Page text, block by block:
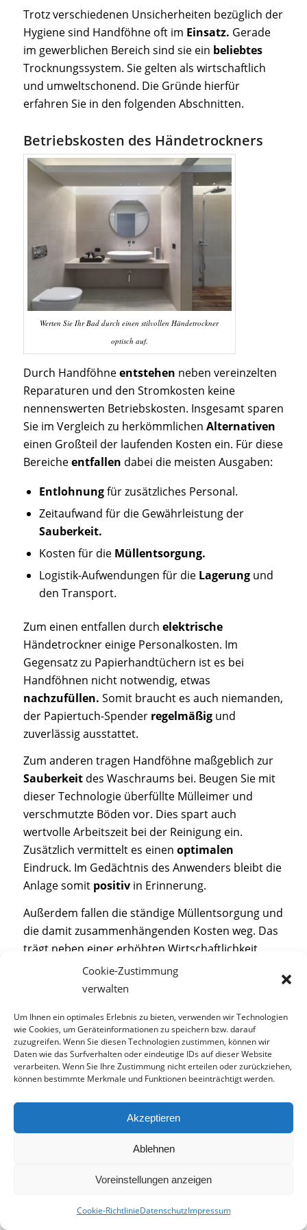
Cookie-Zustimmung
verwalten
Um Ihnen ein optimales Erlebnis zu bieten, verwenden wir Technologien
wie Cookies, um Geräteinformationen zu speichern bzw. darauf
zuzugreifen. Wenn Sie diesen Technologien zustimmen, können wir
Daten wie das Surfverhalten oder eindeutige IDs auf dieser Website
verarbeiten. Wenn Sie Ihre Zustimmung nicht erteilen oder zurückziehen,
können bestimmte Merkmale und Funktionen beeinträchtigt werden.
Akzeptieren
Ablehnen
Voreinstellungen anzeigen
Cookie-RichtlinieDatenschutzImpressum
Trotz verschiedenen Unsicherheiten bezüglich der
Hygiene sind Handföhne oft im Einsatz. Gerade
im gewerblichen Bereich sind sie ein beliebtes
Trocknungssystem. Sie gelten als wirtschaftlich
und umweltschonend. Die Gründe hierfür
erfahren Sie in den folgenden Abschnitten.
Betriebskosten des Händetrockners
Werten Sie Ihr Bad durch einen stilvollen Händetrockner
optisch auf.
Durch Handföhneentstehen neben vereinzelten
Reparaturen und den Stromkosten keine
nennenswerten Betriebskosten. Insgesamt sparen
Sie im Vergleich zu herkömmlichen Alternativen
einen Großteil der laufenden Kosten ein. Für diese
Bereicheentfallen dabei die meisten Ausgaben:
Entlohnungfür zusätzliches Personal.
Zeitaufwand für die Gewährleistung der
Sauberkeit.
Kosten für die Müllentsorgung.
Logistik-Aufwendungen für die Lagerungund
den Transport.
Zum einen entfallen durch elektrische
Händetrockner einige Personalkosten. Im
Gegensatz zu Papierhandtüchern ist es bei
Handföhnen nicht notwendig, etwas
nachzufüllen. Somit braucht es auch niemanden,
der Papiertuch-Spender regelmäßigund
zuverlässig ausstattet.
Zum anderen tragen Handföhne maßgeblich zur
Sauberkeitdes Waschraums bei. Beugen Sie mit
dieser Technologie überfüllte Mülleimer und
verschmutzte Böden vor. Dies spart auch
wertvolle Arbeitszeit bei der Reinigung ein.
Zusätzlich vermittelt es einen optimalen
Eindruck. Im Gedächtnis des Anwenders bleibt die
Anlage somit positivin Erinnerung.
Außerdem fallen die ständige Müllentsorgung und
die damit zusammenhängenden Kosten weg. Das
trägt neben einer erhöhten Wirtschaftlichkeit
Nachhaltigkeitder Anlage bei. Denn bei
Papierhandtüchern nehmen die Benutzer oft
Gerade bei Handföhnen mitSensortechnik
kommt es nicht zu einer solchen Ressourcen-
Verschwendung. Sie schalten sich nach der
Benutzung ab und beziehen dadurch nur den
entfallen auch Lagerkosten der
Technologie, da keine Aufbewahrung von Papier
notwendig ist. So sparen Sie sowohl räumliche
Außerdem fallen auch die regelmäßig
anstehenden Transportkosten von den Lagern bis